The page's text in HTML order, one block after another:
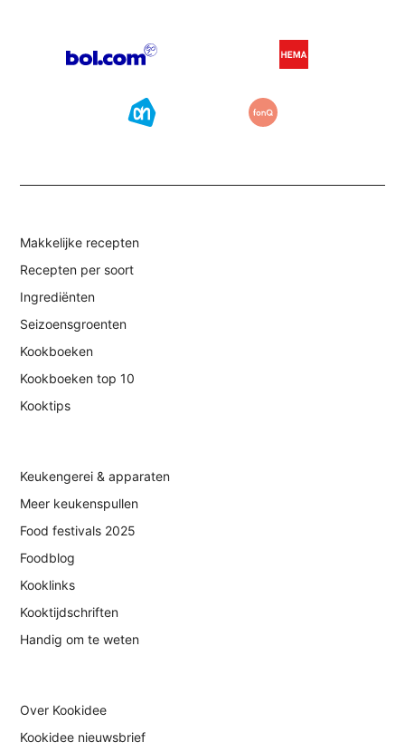
Makkelijke recepten
Recepten per soort
Ingrediënten
Seizoensgroenten
Kookboeken
Kookboeken top 10
Kooktips
Keukengerei & apparaten
Meer keukenspullen
Food festivals 2025
Foodblog
Kooklinks
Kooktijdschriften
Handig om te weten
Over Kookidee
Kookidee nieuwsbrief